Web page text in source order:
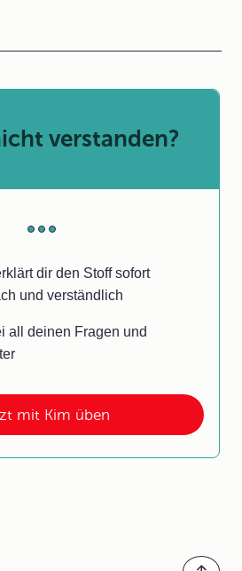
mit Kim üben
verstanden?
dir den Stoff sofort
und verständlich
all deinen Fragen und